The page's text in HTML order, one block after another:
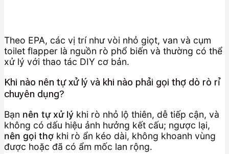
Theo EPA, các vị trí như vòi nhỏ giọt, van và cụm
toilet flapper là nguồn rò phổ biến và thường có thể
xử lý với thao tác DIY cơ bản.
Khi nào nên tự xử lý và khi nào phải gọi thợ dò rò rỉ
chuyên dụng?
Bạn nên tự xử lý khi rò nhỏ lộ thiên, dễ tiếp cận, và
không có dấu hiệu ảnh hưởng kết cấu; ngược lại,
nên gọi thợ khi rò ẩn kéo dài, không khoanh vùng
được hoặc đã có ẩm mốc lan rộng.